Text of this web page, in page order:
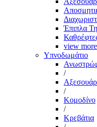
Έπιπλα
view more
Υπνοδωμάτιο
/
/
Κομοδίνο
/
Κρεβάτια